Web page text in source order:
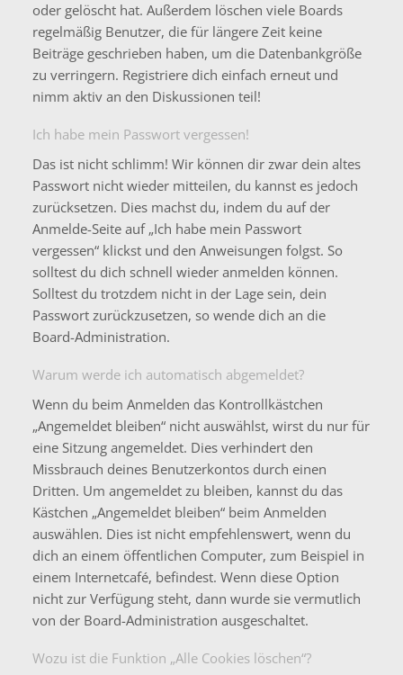
oder gelöscht hat. Außerdem löschen viele Boards
regelmäßig Benutzer, die für längere Zeit keine
Beiträge geschrieben haben, um die Datenbankgröße
zu verringern. Registriere dich einfach erneut und
nimm aktiv an den Diskussionen teil!
Ich habe mein Passwort vergessen!
Das ist nicht schlimm! Wir können dir zwar dein altes
Passwort nicht wieder mitteilen, du kannst es jedoch
zurücksetzen. Dies machst du, indem du auf der
Anmelde-Seite auf „Ich habe mein Passwort
vergessen“ klickst und den Anweisungen folgst. So
solltest du dich schnell wieder anmelden können.
Solltest du trotzdem nicht in der Lage sein, dein
Passwort zurückzusetzen, so wende dich an die
Board-Administration.
Warum werde ich automatisch abgemeldet?
Wenn du beim Anmelden das Kontrollkästchen
„Angemeldet bleiben“ nicht auswählst, wirst du nur für
eine Sitzung angemeldet. Dies verhindert den
Missbrauch deines Benutzerkontos durch einen
Dritten. Um angemeldet zu bleiben, kannst du das
Kästchen „Angemeldet bleiben“ beim Anmelden
auswählen. Dies ist nicht empfehlenswert, wenn du
dich an einem öffentlichen Computer, zum Beispiel in
einem Internetcafé, befindest. Wenn diese Option
nicht zur Verfügung steht, dann wurde sie vermutlich
von der Board-Administration ausgeschaltet.
Wozu ist die Funktion „Alle Cookies löschen“?